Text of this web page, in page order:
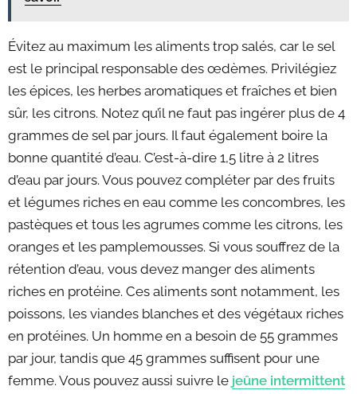
Évitez au maximum les aliments trop salés, car le sel
est le principal responsable des œdèmes. Privilégiez
les épices, les herbes aromatiques et fraîches et bien
sûr, les citrons. Notez qu’il ne faut pas ingérer plus de 4
grammes de sel par jours. Il faut également boire la
bonne quantité d’eau. C’est-à-dire 1,5 litre à 2 litres
d’eau par jours. Vous pouvez compléter par des fruits
et légumes riches en eau comme les concombres, les
pastèques et tous les agrumes comme les citrons, les
oranges et les pamplemousses. Si vous souffrez de la
rétention d’eau, vous devez manger des aliments
riches en protéine. Ces aliments sont notamment, les
poissons, les viandes blanches et des végétaux riches
en protéines. Un homme en a besoin de 55 grammes
par jour, tandis que 45 grammes suffisent pour une
femme. Vous pouvez aussi suivre le jeûne intermittent